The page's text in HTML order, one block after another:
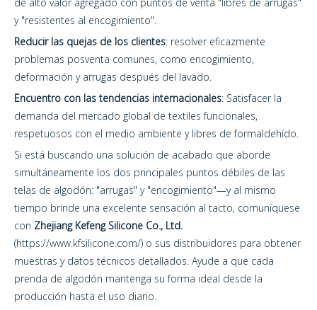
de alto valor agregado con puntos de venta "libres de arrugas"
y "resistentes al encogimiento".
Reducir las quejas de los clientes: resolver eficazmente
problemas posventa comunes, como encogimiento,
deformación y arrugas después del lavado.
Encuentro con las tendencias internacionales: Satisfacer la
demanda del mercado global de textiles funcionales,
respetuosos con el medio ambiente y libres de formaldehído.
Si está buscando una solución de acabado que aborde
simultáneamente los dos principales puntos débiles de las
telas de algodón: "arrugas" y "encogimiento"—y al mismo
tiempo brinde una excelente sensación al tacto, comuníquese
con Zhejiang Kefeng Silicone Co., Ltd.
(https://www.kfsilicone.com/) o sus distribuidores para obtener
muestras y datos técnicos detallados. Ayude a que cada
prenda de algodón mantenga su forma ideal desde la
producción hasta el uso diario.